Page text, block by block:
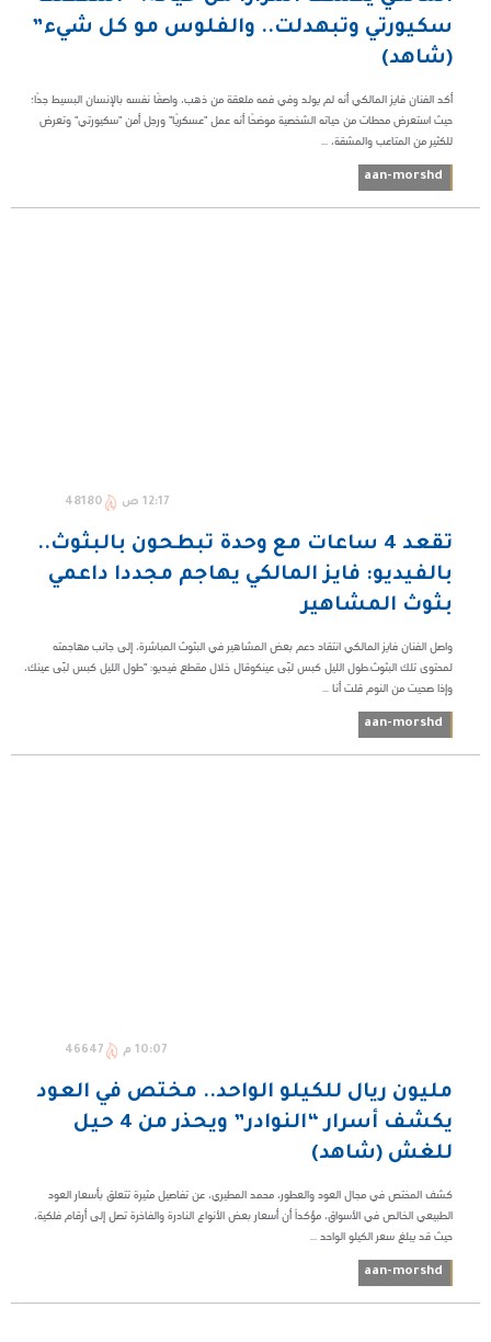
سكيورتي وتبهدلت.. والفلوس مو كل شيء”
(شاهد)
أكد الفنان فايز المالكي أنه لم يولد وفي فمه ملعقة من ذهب، واصفًا نفسه بالإنسان البسيط جدًا؛
حيث استعرض محطات من حياته الشخصية موضحًا أنه عمل "عسكريًا" ورجل أمن "سكيورتي" وتعرض
للكثير من المتاعب والمشقة، ...
aan-morshd
12:17 ص 48180
‏تقعد 4 ساعات مع وحدة تبطحون بالبثوث..
بالفيديو: فايز المالكي يهاجم مجددا داعمي
بثوث المشاهير
واصل الفنان فايز المالكي انتقاد دعم بعض المشاهير في البثوث المباشرة، إلى جانب مهاجمته
لمحتوى تلك البثوث.‏طول الليل كبس لبّى عينك‏وقال خلال مقطع فيديو: "طول الليل كبس لبّى عينك،
وإذا صحيت من النوم قلت أنا ...
aan-morshd
10:07 م 46647
مليون ريال للكيلو الواحد.. مختص في العود
يكشف أسرار “النوادر” ويحذر من 4 حيل
للغش (شاهد)
كشف المختص في مجال العود والعطور، محمد المطيري، عن تفاصيل مثيرة تتعلق بأسعار العود
الطبيعي الخالص في الأسواق، مؤكداً أن أسعار بعض الأنواع النادرة والفاخرة تصل إلى أرقام فلكية،
حيث قد يبلغ سعر الكيلو الواحد ...
aan-morshd